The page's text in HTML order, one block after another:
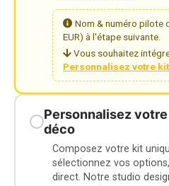
Nom & numéro pilote
EUR) à l'étape suivante.
Vous souhaitez
Personnalisez votre
Personnalisez
déco
Composez votre kit
sélectionnez vos
direct. Notre studio